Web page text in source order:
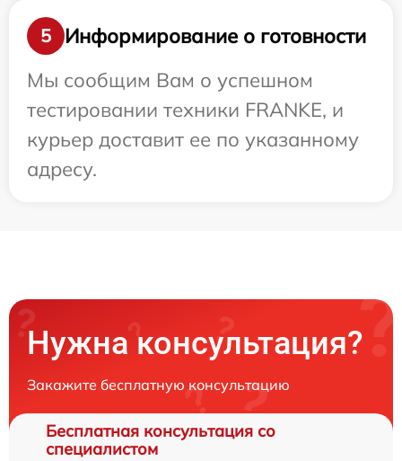
5
Информирование о готовности
Мы сообщим Вам о успешном
тестировании техники FRANKE, и
курьер доставит ее по указанному
адресу.
Нужна консультация?
Закажите бесплатную консультацию
Бесплатная консультация со
специалистом